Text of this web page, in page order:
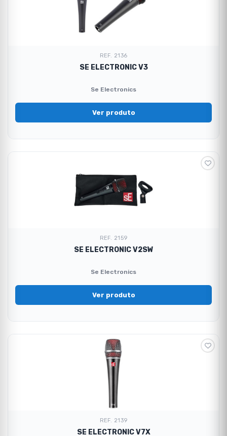
REF. 2136
SE ELECTRONIC V3
Se Electronics
Ver produto
REF. 2159
SE ELECTRONIC V2SW
Se Electronics
Ver produto
REF. 2139
SE ELECTRONIC V7X